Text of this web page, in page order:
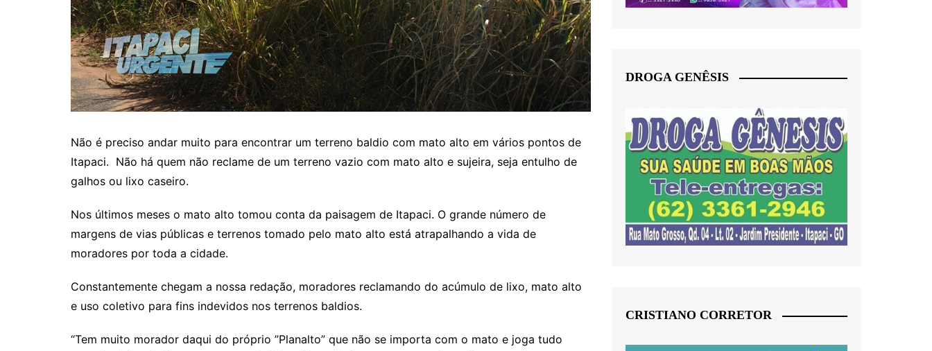
Itaguaru
Itapuranga
Jaraguá
Jardim Paulista
Jataí
Nova Glória
Rialma
Rianápolis
Rio Verde
Não é preciso andar muito para encontrar um terreno baldio com mato alto em vários pontos de
Itapaci. Não há quem não reclame de um terreno vazio com mato alto e sujeira, seja entulho de
galhos ou lixo caseiro.
Nos últimos meses o mato alto tomou conta da paisagem de Itapaci. O grande número de
margens de vias públicas e terrenos tomado pelo mato alto está atrapalhando a vida de
moradores por toda a cidade.
Constantemente chegam a nossa redação, moradores reclamando do acúmulo de lixo, mato alto
e uso coletivo para fins indevidos nos terrenos baldios.
“Tem muito morador daqui do próprio ”Planalto” que não se importa com o mato e joga tudo
DROGA GENÊSIS
CRISTIANO CORRETOR